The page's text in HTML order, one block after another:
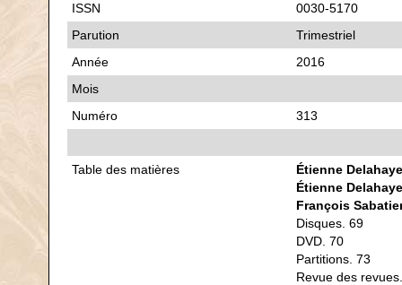
ISSN
0030-5170
Parution
Trimestriel
Année
2016
Mois
Numéro
313
Table des matières
Étienne Delahaye
Étienne Delahaye
François
Disques. 69
DVD. 70
Partitions. 73
Revue des